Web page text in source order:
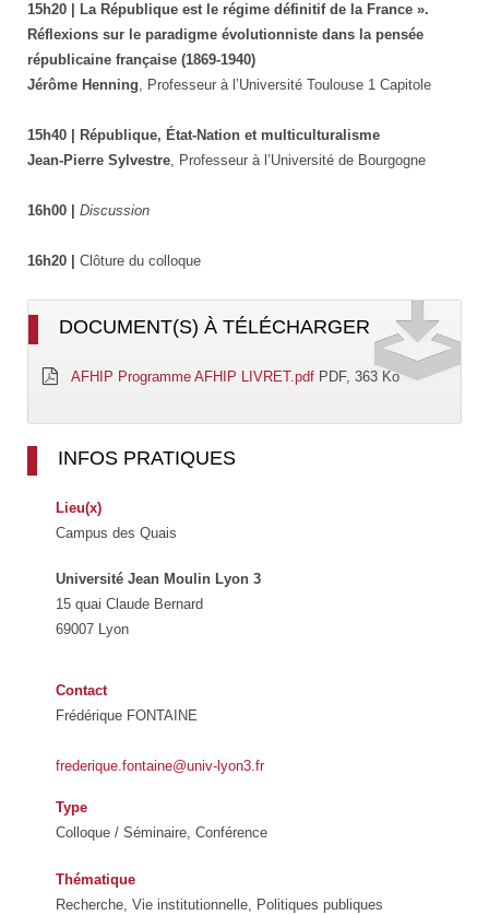
15h20 | La République est le régime définitif de la France ».
Réflexions sur le paradigme évolutionniste dans la pensée
républicaine française (1869-1940)
Jérôme Henning, Professeur à l’Université Toulouse 1 Capitole
15h40 | République, État-Nation et multiculturalisme
Jean-Pierre Sylvestre, Professeur à l’Université de Bourgogne
16h00 | Discussion
16h20 | Clôture du colloque
DOCUMENT(S) À TÉLÉCHARGER
AFHIP Programme AFHIP LIVRET.pdf PDF, 363 Ko
INFOS PRATIQUES
Lieu(x)
Campus des Quais
Université Jean Moulin Lyon 3
15 quai Claude Bernard
69007 Lyon
Contact
Frédérique FONTAINE
frederique.fontaine@univ-lyon3.fr
Type
Colloque / Séminaire, Conférence
Thématique
Recherche, Vie institutionnelle, Politiques publiques